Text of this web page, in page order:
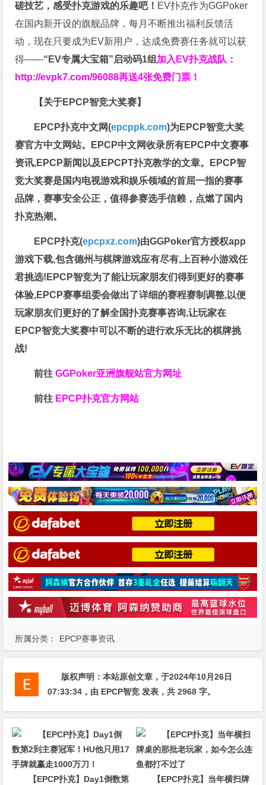
所属分类： EPCP赛事资讯
磋技艺，感受扑克游戏的乐趣吧！ EV扑克作为GGPoker
在国内新开设的旗舰品牌，每月不断推出福利反馈活
动，现在只要成为EV新用户，达成免费赛任务就可以获
得——“EV专属大宝箱”启动码1组 加入EV扑克战队：
http://evpk7.com/96088再送4张免费门票！
【关于EPCP智竞大奖赛】
EPCP扑克中文网(epcppk.com)为EPCP智竞大奖
赛官方中文网站。EPCP中文网收录所有EPCP中文赛事
资讯,EPCP新闻以及EPCPT扑克教学的文章。EPCP智
竞大奖赛是国内电视游戏和娱乐领域的首屈一指的赛事
品牌，赛事安全公正，值得参赛选手信赖，点燃了国内
扑克热潮。
EPCP扑克(epcpxz.com)由GGPoker官方授权app
游戏下载,包含德州与棋牌游戏应有尽有,上百种小游戏任
君挑选!EPCP智竞为了能让玩家朋友们得到更好的赛事
体验,EPCP赛事组委会做出了详细的赛程赛制调整,以便
玩家朋友们更好的了解全国扑克赛事咨询,让玩家在
EPCP智竞大奖赛中可以不断的进行欢乐无比的棋牌挑
战!
前往GGPoker亚洲旗舰站官方网址
前往 EPCP扑克官方网站
版权声明：本站原创文章，于2024年10月26日
07:33:34 ，由 EPCP智竞 发表，共 2968 字。
【EPCP扑克】Day1倒数第
【EPCP扑克】当年横扫牌